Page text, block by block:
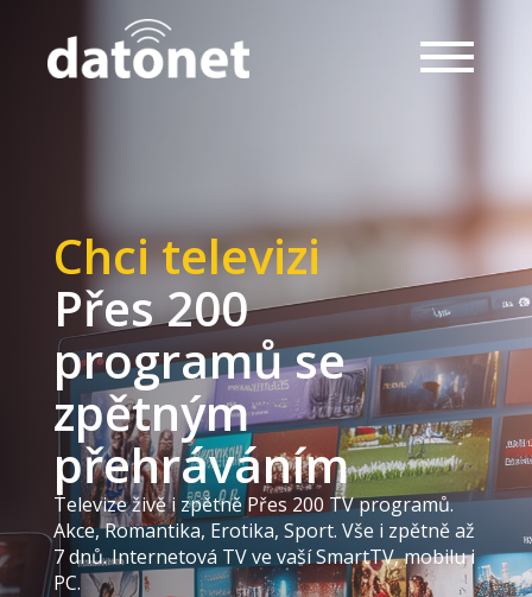
Chci televizi
Přes 200
programů se
zpětným
přehráváním
Televize živě i zpětně Přes 200 TV programů.
Akce, Romantika, Erotika, Sport. Vše i zpětně až
7 dnů. Internetová TV ve vaší SmartTV, mobilu i
PC.